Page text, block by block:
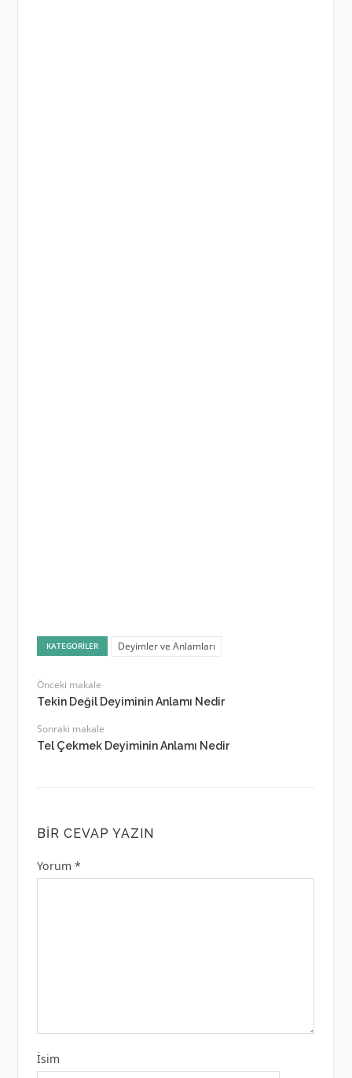
KATEGORILER Deyimler ve Anlamları
Önceki makale
Tekin Değil Deyiminin Anlamı Nedir
Sonraki makale
Tel Çekmek Deyiminin Anlamı Nedir
BIR CEVAP YAZIN
Yorum *
İsim